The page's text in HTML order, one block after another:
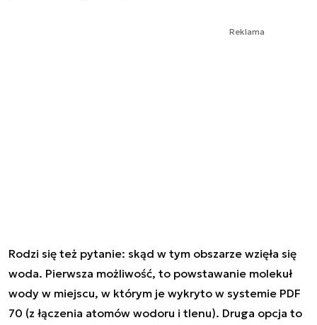
Reklama
Rodzi się też pytanie: skąd w tym obszarze wzięła się
woda. Pierwsza możliwość, to powstawanie molekuł
wody w miejscu, w którym je wykryto w systemie PDF
70 (z łączenia atomów wodoru i tlenu). Druga opcja to